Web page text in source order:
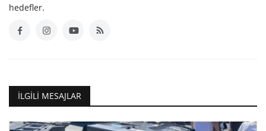
hedefler.
İLGILI MESAJLAR